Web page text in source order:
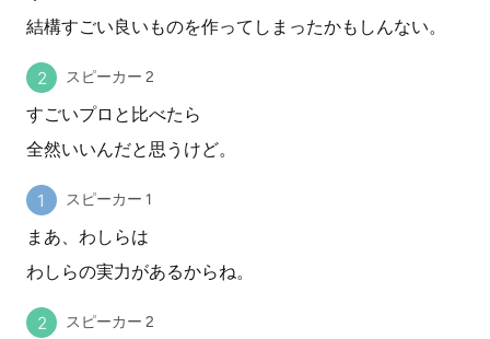
結構すごい良いものを作ってしまったかもしんない。
スピーカー 2
すごいプロと比べたら
全然いいんだと思うけど。
スピーカー 1
まあ、わしらは
わしらの実力があるからね。
スピーカー 2